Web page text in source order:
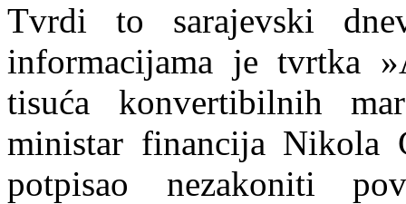
Tvrdi to sarajevski
informacijama je tvrtka
tisuća konvertibilnih
ministar financija Nikola
potpisao nezakoniti